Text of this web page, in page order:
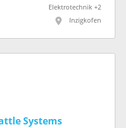
Elektrotechnik +2
Inzigkofen
Systems